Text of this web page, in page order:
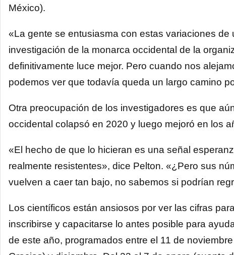
México).
«La gente se entusiasma con estas variaciones
investigación de la monarca occidental de la
definitivamente luce mejor. Pero cuando nos
podemos ver que todavía queda un largo camino
Otra preocupación de los investigadores es que
occidental colapsó en 2020 y luego mejoró en los
«El hecho de que lo hicieran es una señal
realmente resistentes», dice Pelton. «¿Pero sus
vuelven a caer tan bajo, no sabemos si podrían
Los científicos están ansiosos por ver las cifras
inscribirse y capacitarse lo antes posible para
de este año, programados entre el 11 de